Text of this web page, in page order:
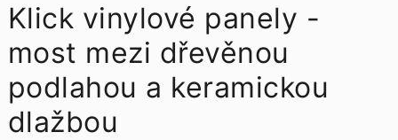
Klick vinylové panely -
most mezi dřevěnou
podlahou a keramickou
dlažbou